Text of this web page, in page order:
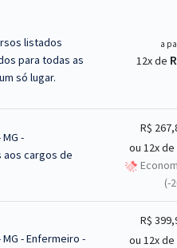
listados
para todas as
só lugar.
a
12x de
-
aos cargos de
R$
ou 12x de
(-
- Enfermeiro -
R$
ou 12x de